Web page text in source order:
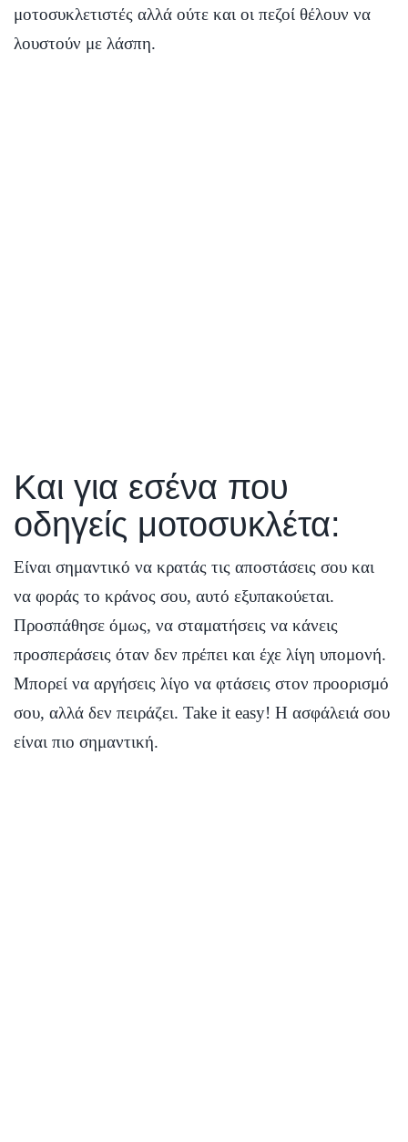
μοτοσυκλετιστές αλλά ούτε και οι πεζοί θέλουν να
λουστούν με λάσπη.
Και για εσένα που
οδηγείς μοτοσυκλέτα:
Είναι σημαντικό να κρατάς τις αποστάσεις σου και
να φοράς το κράνος σου, αυτό εξυπακούεται.
Προσπάθησε όμως, να σταματήσεις να κάνεις
προσπεράσεις όταν δεν πρέπει και έχε λίγη υπομονή.
Μπορεί να αργήσεις λίγο να φτάσεις στον προορισμό
σου, αλλά δεν πειράζει. Take it easy! H ασφάλειά σου
είναι πιο σημαντική.